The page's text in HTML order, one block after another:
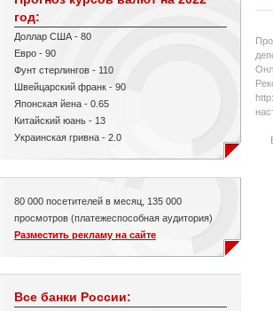
год:
Доллар США - 80
Евро - 90
Фунт стерлингов - 110
Швейцарский франк - 90
Японская йена - 0.65
Китайский юань - 13
Украинская гривна - 2.0
80 000 посетителей в месяц, 135 000
просмотров (платежеспособная аудитория)
Разместить рекламу на сайте
Все банки России: